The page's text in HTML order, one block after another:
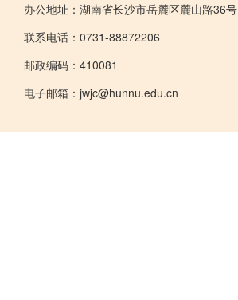
办公地址：湖南省长沙市岳麓区麓山路36号
联系电话：0731-88872206
邮政编码：410081
电子邮箱：jwjc@hunnu.edu.cn